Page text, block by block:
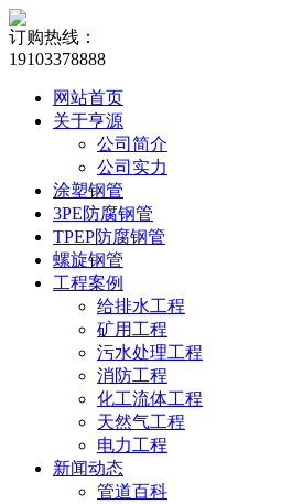
订购热线：
19103378888
网站首页
关于亨源
公司简介
公司实力
涂塑钢管
3PE防腐钢管
TPEP防腐钢管
螺旋钢管
工程案例
给排水工程
矿用工程
污水处理工程
消防工程
化工流体工程
天然气工程
电力工程
新闻动态
管道百科